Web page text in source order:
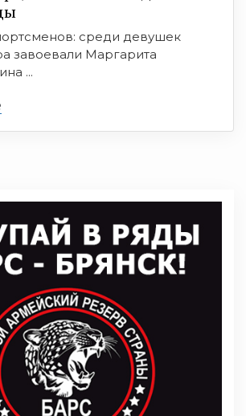
среди девушек
завоевали Маргарита
...